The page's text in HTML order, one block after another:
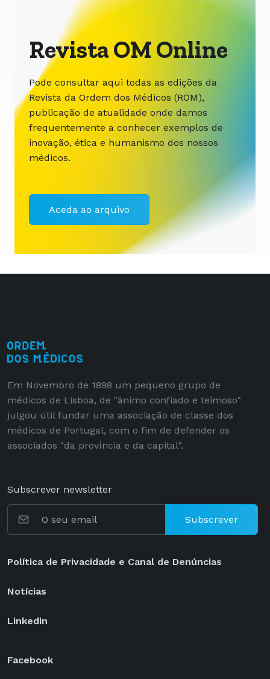
Revista OM Online
Pode consultar aqui todas as edições da
Revista da Ordem dos Médicos (ROM),
publicação de atualidade onde damos
frequentemente a conhecer exemplos de
inovação, ética e humanismo dos nossos
médicos.
Aceda ao arquivo
Em Novembro de 1898 um pequeno grupo de
médicos de Lisboa, de "ânimo confiado e teimoso"
julgou útil fundar uma associação de classe dos
médicos de Portugal, com o fim de defender os
associados "da província e da capital".
Subscrever newsletter
Subscrever
Política de Privacidade e Canal de Denúncias
Notícias
Linkedin
Facebook